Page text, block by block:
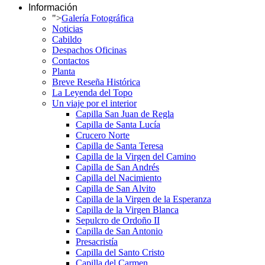
Información
">Galería Fotográfica
Noticias
Cabildo
Despachos Oficinas
Contactos
Planta
Breve Reseña Histórica
La Leyenda del Topo
Un viaje por el interior
Capilla San Juan de Regla
Capilla de Santa Lucía
Crucero Norte
Capilla de Santa Teresa
Capilla de la Virgen del Camino
Capilla de San Andrés
Capilla del Nacimiento
Capilla de San Alvito
Capilla de la Virgen de la Esperanza
Capilla de la Virgen Blanca
Sepulcro de Ordoño II
Capilla de San Antonio
Presacristía
Capilla del Santo Cristo